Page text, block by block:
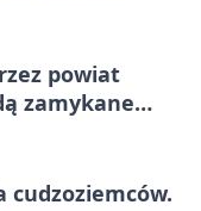
powiat
zamykane
cudzoziemców.